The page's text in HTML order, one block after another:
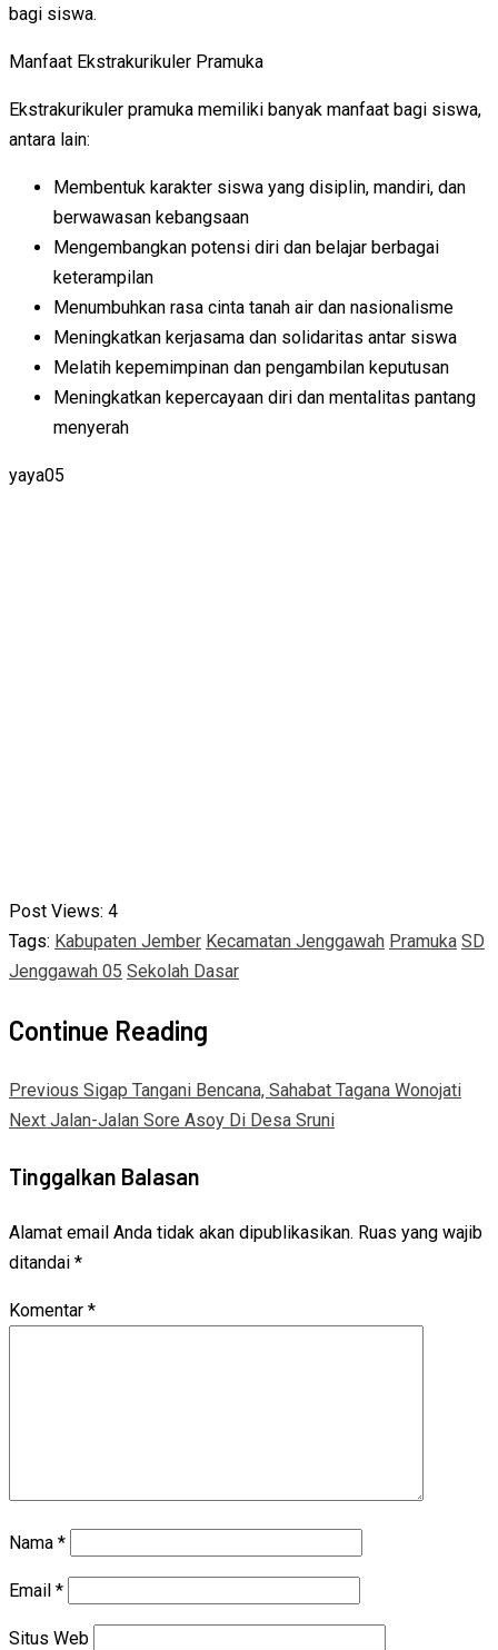
bagi siswa.
Manfaat Ekstrakurikuler Pramuka
Ekstrakurikuler pramuka memiliki banyak manfaat bagi siswa,
antara lain:
Membentuk karakter siswa yang disiplin, mandiri, dan
berwawasan kebangsaan
Mengembangkan potensi diri dan belajar berbagai
keterampilan
Menumbuhkan rasa cinta tanah air dan nasionalisme
Meningkatkan kerjasama dan solidaritas antar siswa
Melatih kepemimpinan dan pengambilan keputusan
Meningkatkan kepercayaan diri dan mentalitas pantang
menyerah
yaya05
Post Views: 4
Tags: Kabupaten Jember Kecamatan Jenggawah Pramuka SD
Jenggawah 05 Sekolah Dasar
Continue Reading
Previous Sigap Tangani Bencana, Sahabat Tagana Wonojati
Next Jalan-Jalan Sore Asoy Di Desa Sruni
Tinggalkan Balasan
Alamat email Anda tidak akan dipublikasikan. Ruas yang wajib
ditandai *
Komentar *
Nama *
Email *
Situs Web